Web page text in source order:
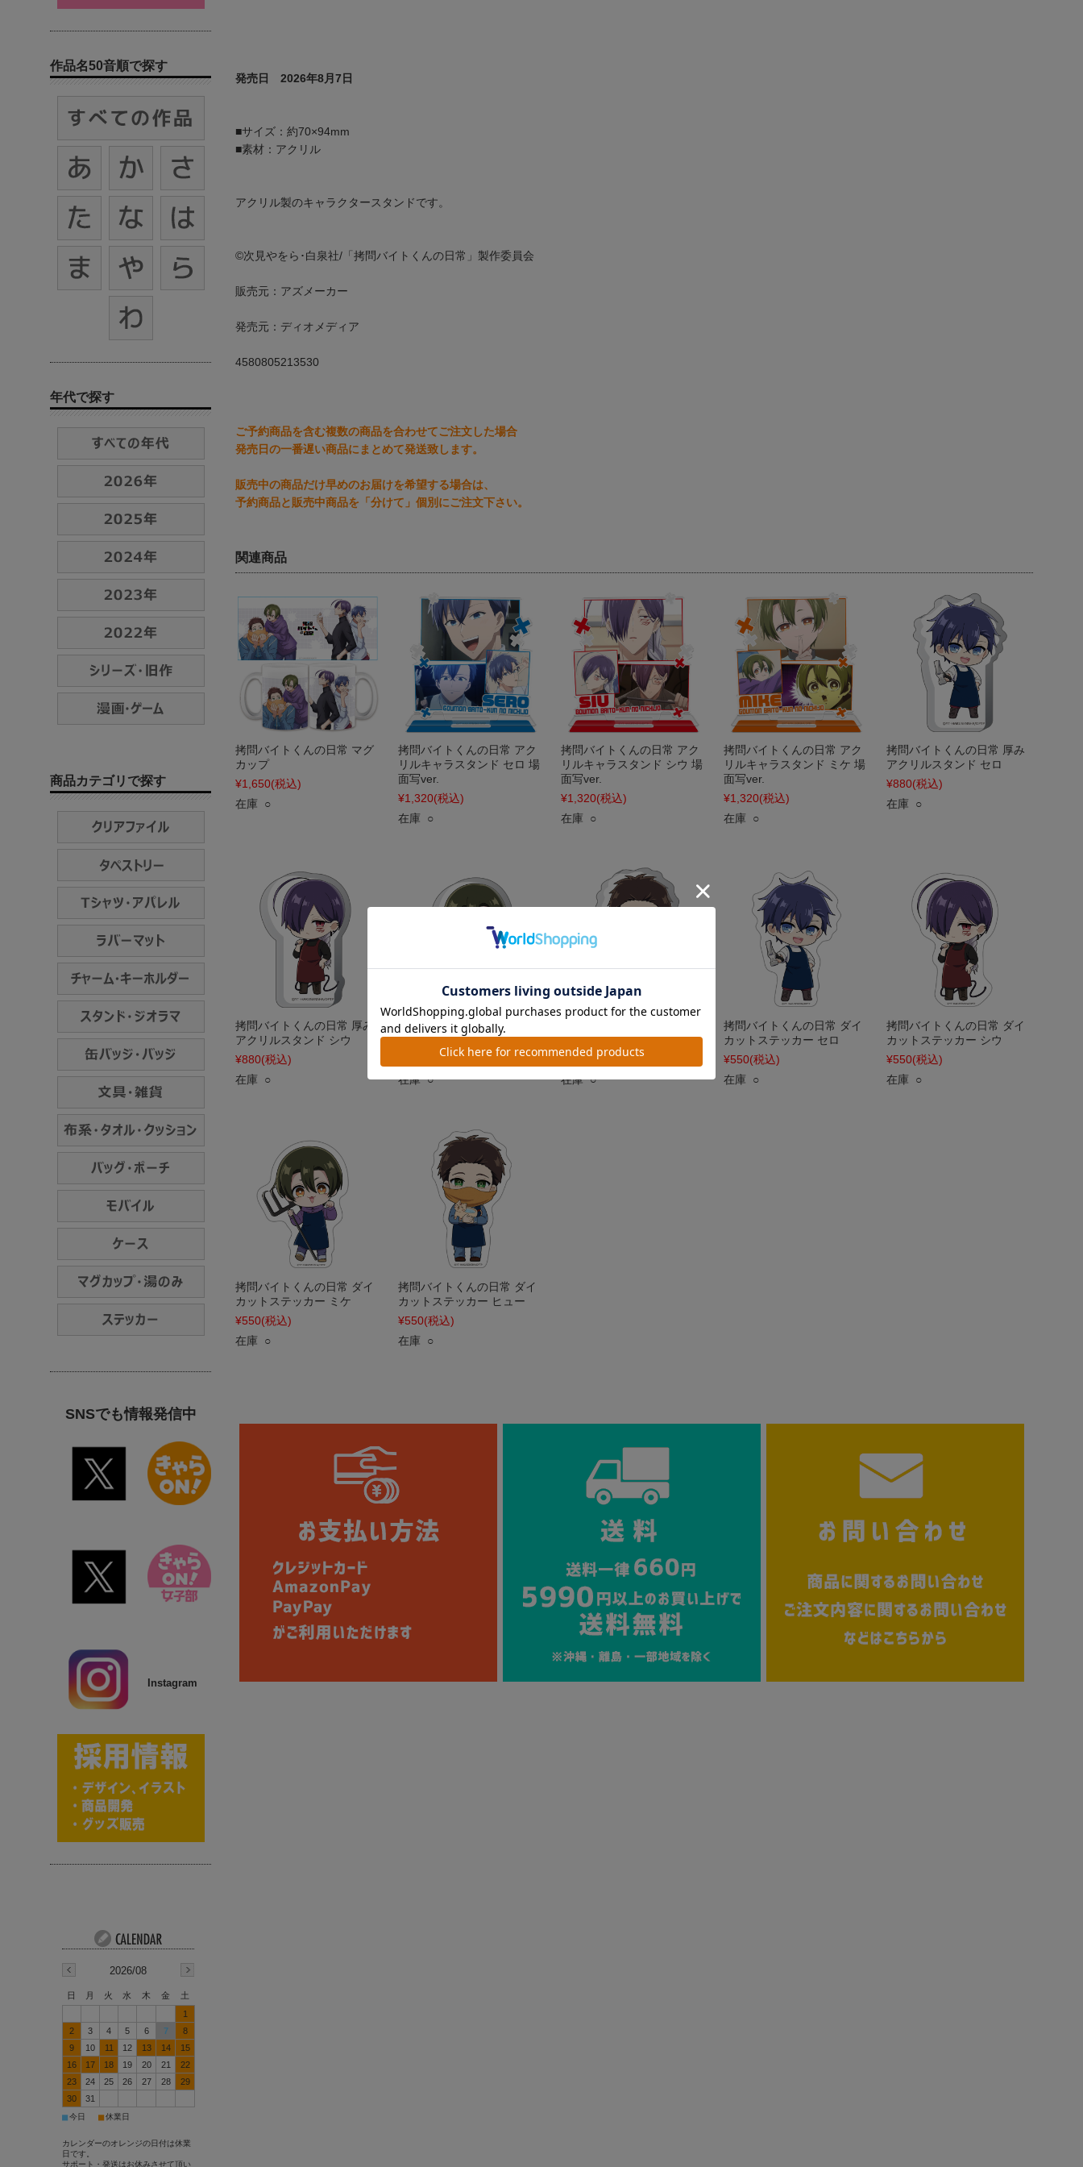
発売日 2026年8月7日
■サイズ：約70×94mm
■素材：アクリル
アクリル製のキャラクタースタンドです。
©次見やをら･白泉社/「拷問バイトくんの日常」製作委員会
販売元：アズメーカー
発売元：ディオメディア
4580805213530
ご予約商品を含む複数の商品を合わせてご注文した場合
発売日の一番遅い商品にまとめて発送致します。
販売中の商品だけ早めのお届けを希望する場合は、
予約商品と販売中商品を「分けて」個別にご注文下さい。
関連商品
拷問バイトくんの日常 マグ
カップ
¥1,650(税込)
在庫 ○
拷問バイトくんの日常 アク
リルキャラスタンド セロ 場
面写ver.
¥1,320(税込)
在庫 ○
拷問バイトくんの日常 アク
リルキャラスタンド シウ 場
面写ver.
¥1,320(税込)
在庫 ○
拷問バイトくんの日常 アク
リルキャラスタンド ミケ 場
面写ver.
¥1,320(税込)
在庫 ○
拷問バイトくんの日常 厚み
アクリルスタンド セロ
¥880(税込)
在庫 ○
拷問バイトくんの日常 厚み
アクリルスタンド シウ
¥880(税込)
在庫 ○
拷問バイトくんの日常 厚み
アクリルスタンド ミケ
(税込)
在庫 ○
アクリルスタンド ヒュー
¥880(税込)
在庫 ○
拷問バイトくんの日常 ダイ
カットステッカー セロ
¥550(税込)
在庫 ○
拷問バイトくんの日常 ダイ
カットステッカー シウ
¥550(税込)
在庫 ○
拷問バイトくんの日常 ダイ
カットステッカー ミケ
¥550(税込)
在庫 ○
拷問バイトくんの日常 ダイ
カットステッカー ヒュー
¥550(税込)
在庫 ○
作品名50音順で探す
年代で探す
商品カテゴリで探す
SNSでも情報発信中
Instagram
2026/08
日 月 火 水 木 金
土
1
2
3 4 5 6 7
8
9
10 11 12 13 14
15
16
17 18 19 20 21
22
23
24 25 26 27 28
29
30
31
■今日 ■休業日
カレンダーのオレンジの日付は休業
日です。
サポート・発送はお休みさせて頂い